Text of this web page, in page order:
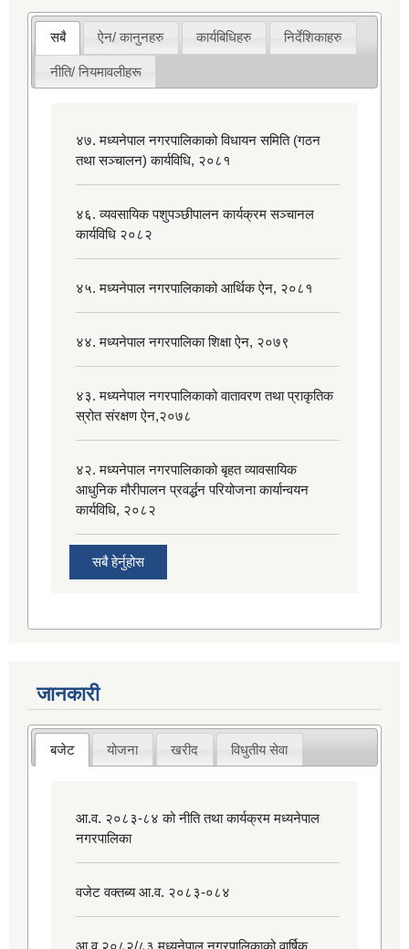
सबै ऐन/ कानुनहरु कार्यबिधिहरु निर्देशिकाहरु
नीति/ नियमावलीहरू
४७. मध्यनेपाल नगरपालिकाको विधायन समिति (गठन
तथा सञ्चालन) कार्यविधि, २०८१
४६. व्यवसायिक पशुपञ्छीपालन कार्यक्रम सञ्चानल
कार्यविधि २०८२
४५. मध्यनेपाल नगरपालिकाको आर्थिक ऐन, २०८१
४४. मध्यनेपाल नगरपालिका शिक्षा ऐन, २०७९
४३. मध्यनेपाल नगरपालिकाको वातावरण तथा प्राकृतिक
स्रोत संरक्षण ऐन,२०७८
४२. मध्यनेपाल नगरपालिकाको बृहत व्यावसायिक
आधुनिक मौरीपालन प्रवर्द्धन परियोजना कार्यान्वयन
कार्यविधि, २०८२
सबै हेर्नुहोस
जानकारी
बजेट योजना खरीद विधुतीय सेवा
आ.व. २०८३-८४ को नीति तथा कार्यक्रम मध्यनेपाल
नगरपालिका
वजेट वक्तब्य आ.व. २०८३-०८४
आ.व.२०८२/८३ मध्यनेपाल नगरपालिकाको वार्षिक